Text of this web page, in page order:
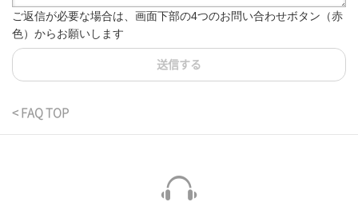
ご返信が必要な場合は、画面下部の4つのお問い合わせボタン（赤
色）からお願いします
送信する
< FAQ TOP